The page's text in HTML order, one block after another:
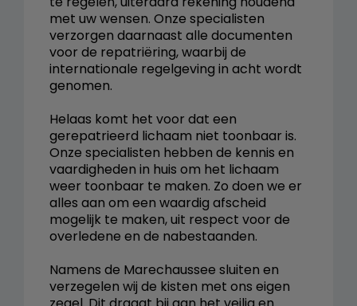
met uw wensen. Onze specialisten
verzorgen daarnaast alle documenten
voor de repatriëring, waarbij de
internationale regelgeving in acht wordt
genomen.
Helaas komt het voor dat een
gerepatrieerd lichaam niet toonbaar is.
Onze specialisten hebben de kennis en
vaardigheden in huis om het lichaam
weer toonbaar te maken. Zo doen we er
alles aan om een waardig afscheid
mogelijk te maken, uit respect voor de
overledene en de nabestaanden.
Namens de Marechaussee sluiten en
verzegelen wij de kisten met ons eigen